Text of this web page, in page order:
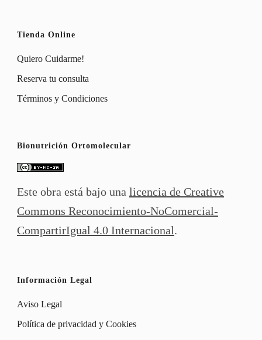
Tienda Online
Quiero Cuidarme!
Reserva tu consulta
Términos y Condiciones
Bionutrición Ortomolecular
Este obra está bajo una licencia de Creative
Commons Reconocimiento-NoComercial-
CompartirIgual 4.0 Internacional.
Información Legal
Aviso Legal
Política de privacidad y Cookies